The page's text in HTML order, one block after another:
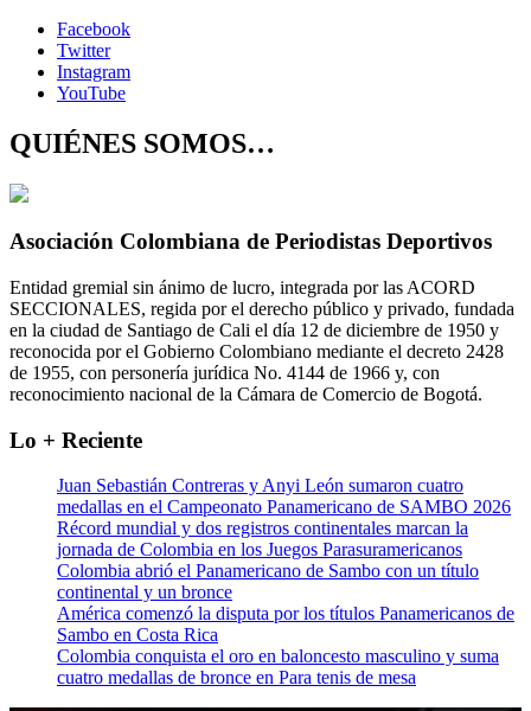
Facebook
Twitter
Instagram
YouTube
QUIÉNES SOMOS…
Asociación Colombiana de Periodistas Deportivos
Entidad gremial sin ánimo de lucro, integrada por las ACORD
SECCIONALES, regida por el derecho público y privado, fundada
en la ciudad de Santiago de Cali el día 12 de diciembre de 1950 y
reconocida por el Gobierno Colombiano mediante el decreto 2428
de 1955, con personería jurídica No. 4144 de 1966 y, con
reconocimiento nacional de la Cámara de Comercio de Bogotá.
Lo + Reciente
Juan Sebastián Contreras y Anyi León sumaron cuatro
medallas en el Campeonato Panamericano de SAMBO 2026
Récord mundial y dos registros continentales marcan la
jornada de Colombia en los Juegos Parasuramericanos
Colombia abrió el Panamericano de Sambo con un título
continental y un bronce
América comenzó la disputa por los títulos Panamericanos de
Sambo en Costa Rica
Colombia conquista el oro en baloncesto masculino y suma
cuatro medallas de bronce en Para tenis de mesa